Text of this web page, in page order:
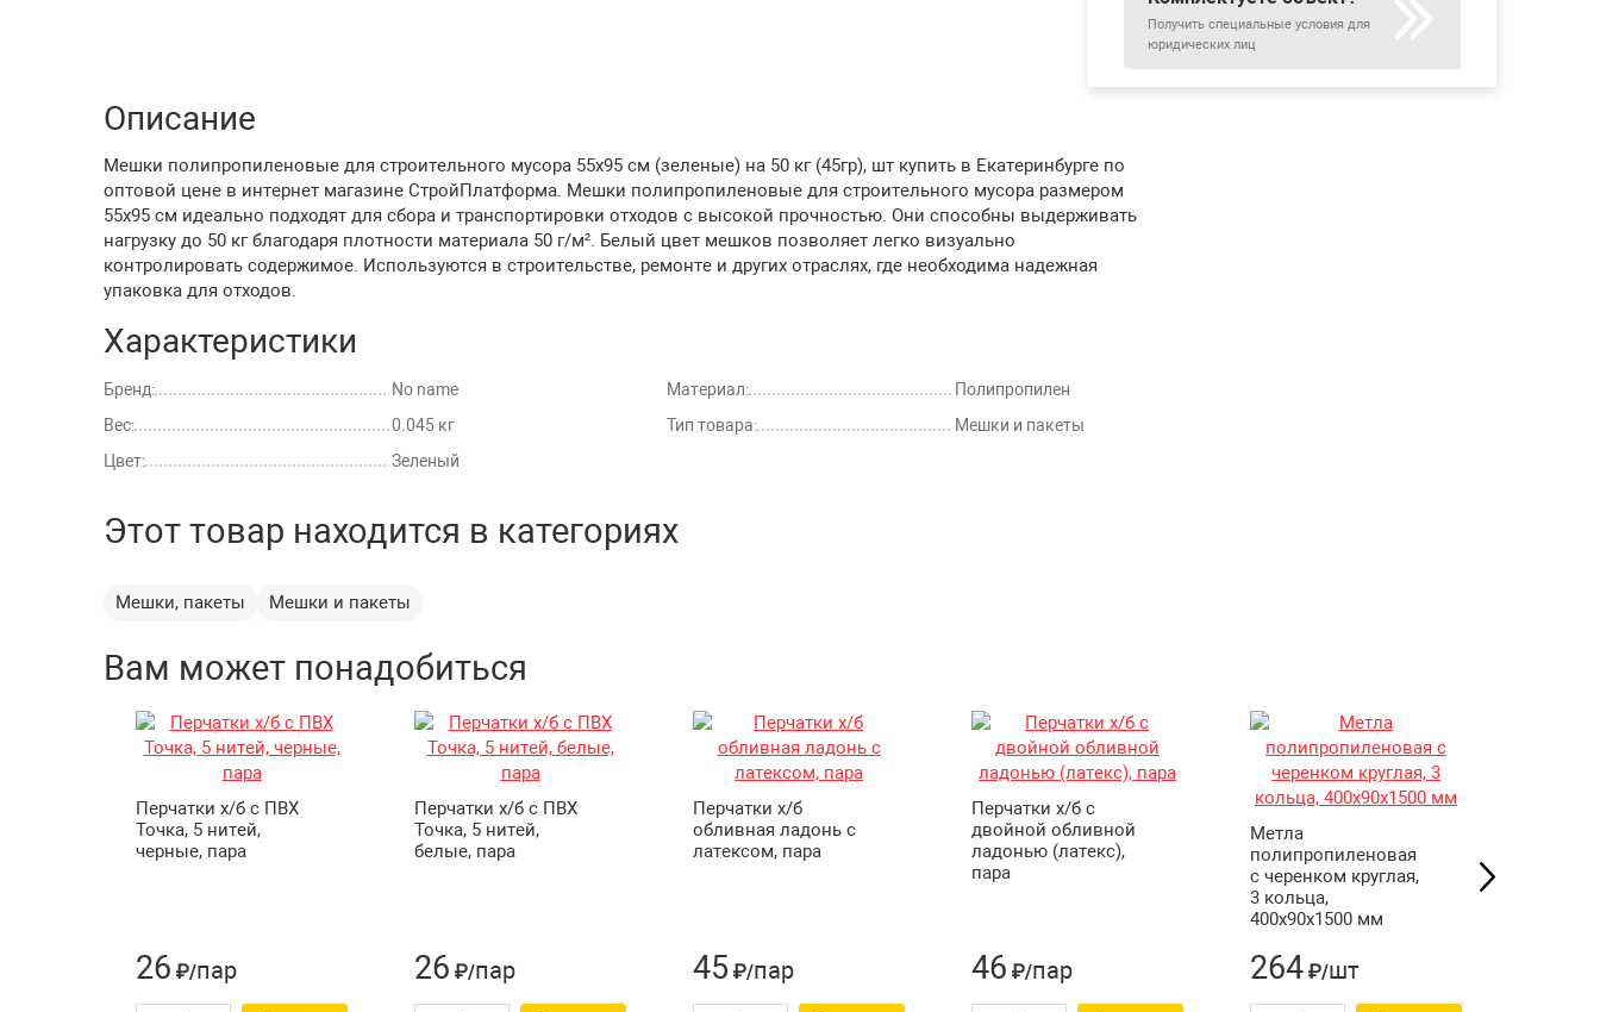
Получить специальные условия для
юридических лиц
Описание
Мешки полипропиленовые для строительного мусора 55х95 см (зеленые) на 50 кг (45гр), шт купить в Екатеринбурге по
оптовой цене в интернет магазине СтройПлатформа. Мешки полипропиленовые для строительного мусора размером
55x95 см идеально подходят для сбора и транспортировки отходов с высокой прочностью. Они способны выдерживать
нагрузку до 50 кг благодаря плотности материала 50 г/м². Белый цвет мешков позволяет легко визуально
контролировать содержимое. Используются в строительстве, ремонте и других отраслях, где необходима надежная
упаковка для отходов.
Характеристики
Бренд:
No name
Вес:
0.045 кг
Цвет:
Зеленый
Материал:
Полипропилен
Тип товара:
Мешки и пакеты
Этот товар находится в категориях
Мешки, пакеты Мешки и пакеты
Вам может понадобиться
Перчатки х/б с ПВХ
Точка, 5 нитей,
черные, пара
26 ₽/пар
Перчатки х/б с ПВХ
Точка, 5 нитей,
белые, пара
26 ₽/пар
Перчатки х/б
обливная ладонь с
латексом, пара
45 ₽/пар
Перчатки х/б с
двойной обливной
ладонью (латекс),
пара
46 ₽/пар
Метла
полипропиленовая
с черенком круглая,
3 кольца,
400х90х1500 мм
264 ₽/шт